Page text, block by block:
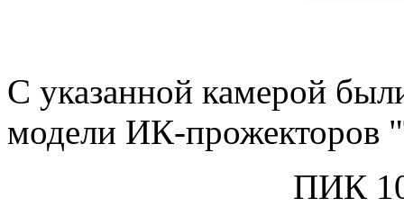
C указанной камерой
модели ИК-
ПИК